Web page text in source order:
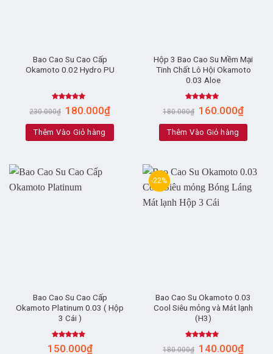
Bao Cao Su Cao Cấp
Okamoto 0.02 Hydro PU
Rated 4.83
out of 5
230.000₫ 180.000₫
Thêm Vào Giỏ hàng
Hộp 3 Bao Cao Su Mềm Mại
Tinh Chất Lô Hội Okamoto
0.03 Aloe
Rated
4.71
out of 5
180.000₫ 160.000₫
Thêm Vào Giỏ hàng
Bao Cao Su Cao Cấp
Okamoto Platinum 0.03 ( Hộp
3 Cái )
Rated5.00
out of 5
150.000₫
-22%
Bao Cao Su Okamoto 0.03
Cool Siêu mỏng và Mát lạnh
(H3)
Rated
4.67
out of 5
180.000₫ 140.000₫